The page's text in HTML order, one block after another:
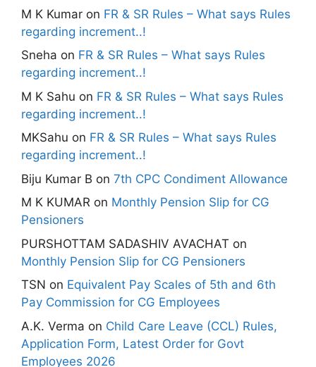
M K Kumar on FR & SR Rules – What says Rules
regarding increment..!
Sneha on FR & SR Rules – What says Rules
regarding increment..!
M K Sahu on FR & SR Rules – What says Rules
regarding increment..!
MKSahu on FR & SR Rules – What says Rules
regarding increment..!
Biju Kumar B on 7th CPC Condiment Allowance
M K KUMAR on Monthly Pension Slip for CG
Pensioners
PURSHOTTAM SADASHIV AVACHAT on
Monthly Pension Slip for CG Pensioners
TSN on Equivalent Pay Scales of 5th and 6th
Pay Commission for CG Employees
A.K. Verma on Child Care Leave (CCL) Rules,
Application Form, Latest Order for Govt
Employees 2026